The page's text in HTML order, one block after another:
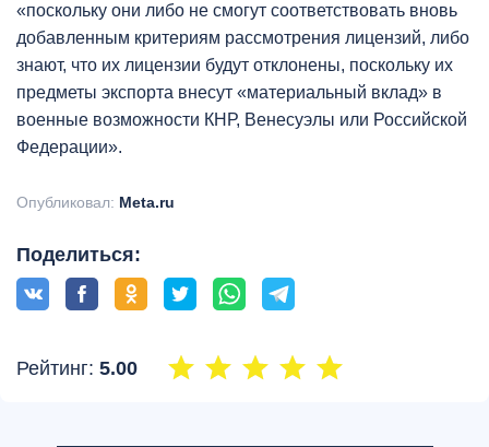
«поскольку они либо не смогут соответствовать вновь
добавленным критериям рассмотрения лицензий, либо
знают, что их лицензии будут отклонены, поскольку их
предметы экспорта внесут «материальный вклад» в
военные возможности КНР, Венесуэлы или Российской
Федерации».
Опубликовал: Meta.ru
Поделиться:
Рейтинг: 5.00